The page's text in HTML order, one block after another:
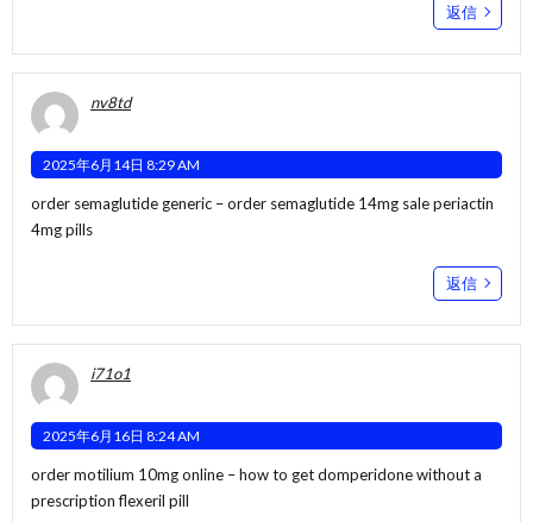
返信
nv8td
2025年6月14日 8:29 AM
order semaglutide generic –order semaglutide 14mg saleperiactin
4mg pills
返信
i71o1
2025年6月16日 8:24 AM
order motilium 10mg online –how to get domperidone without a
prescriptionflexeril pill